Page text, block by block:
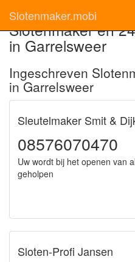
Slotenmaker.mobi
Slotenmaker en
in Garrelsweer
Ingeschreven
in Garrelsweer
Sleutelmaker Smit &
08576070470
Uw wordt bij het openen van
geholpen
Sloten-Profi Jansen